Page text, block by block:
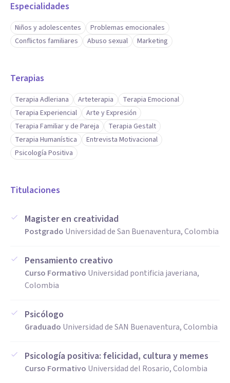
Especialidades
Niños y adolescentes
Problemas emocionales
Conflictos familiares
Abuso sexual Marketing
Terapias
Terapia Adleriana Arteterapia
Terapia Emocional
Terapia Experiencial
Arte y Expresión
Terapia Familiar y de Pareja
Terapia Gestalt
Terapia Humanística
Entrevista Motivacional
Psicología Positiva
Titulaciones
Magister en creatividad
Postgrado Universidad de San Buenaventura, Colombia
Pensamiento creativo
Curso Formativo Universidad pontificia javeriana,
Colombia
Psicólogo
Graduado Universidad de SAN Buenaventura, Colombia
Psicología positiva: felicidad, cultura y memes
Curso Formativo Universidad del Rosario, Colombia